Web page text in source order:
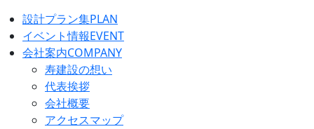
設計プラン集PLAN
イベント情報EVENT
会社案内COMPANY
寿建設の想い
代表挨拶
会社概要
アクセスマップ